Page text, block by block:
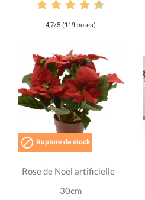
4,7/5 (119 notes)
 Rupture de stock
Rose de Noël artificielle -
30cm